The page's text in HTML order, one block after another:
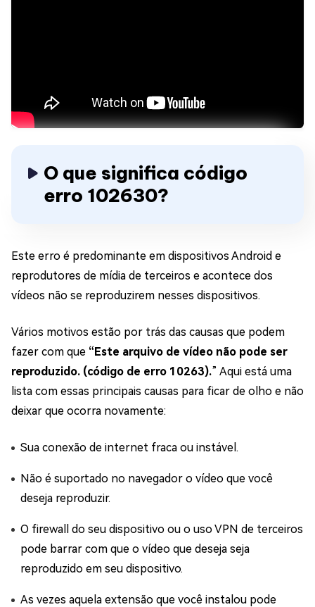
O que significa código
erro 102630?
Este erro é predominante em dispositivos Android e
reprodutores de mídia de terceiros e acontece dos
vídeos não se reproduzirem nesses dispositivos.
Vários motivos estão por trás das causas que podem
fazer com que “Este arquivo de vídeo não pode ser
reproduzido. (código de erro 10263).” Aqui está uma
lista com essas principais causas para ficar de olho e não
deixar que ocorra novamente:
Sua conexão de internet fraca ou instável.
Não é suportado no navegador o vídeo que você
deseja reproduzir.
O firewall do seu dispositivo ou o uso VPN de terceiros
pode barrar com que o vídeo que deseja seja
reproduzido em seu dispositivo.
As vezes aquela extensão que você instalou pode